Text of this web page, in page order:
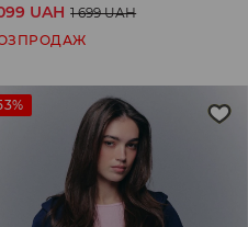
UAH 1 699 UAH